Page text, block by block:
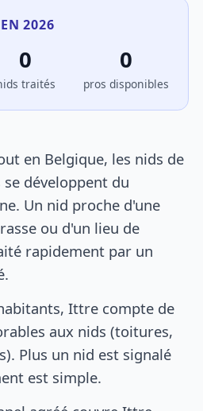
2026
0
traités
0
pros disponibles
en Belgique, les nids de
développent du
Un nid proche d'une
ou d'un lieu de
rapidement par un
Ittre compte de
aux nids (toitures,
Plus un nid est signalé
est simple.